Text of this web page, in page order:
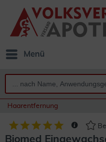
Menü
Haarentfernung
Biomed